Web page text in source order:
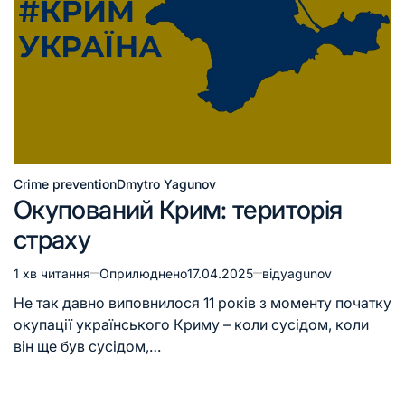
Crime preventionDmytro Yagunov
Окупований Крим: територія
страху
1 хв читання Оприлюднено17.04.2025 відyagunov
Не так давно виповнилося 11 років з моменту початку
окупації українського Криму – коли сусідом, коли
він ще був сусідом,…